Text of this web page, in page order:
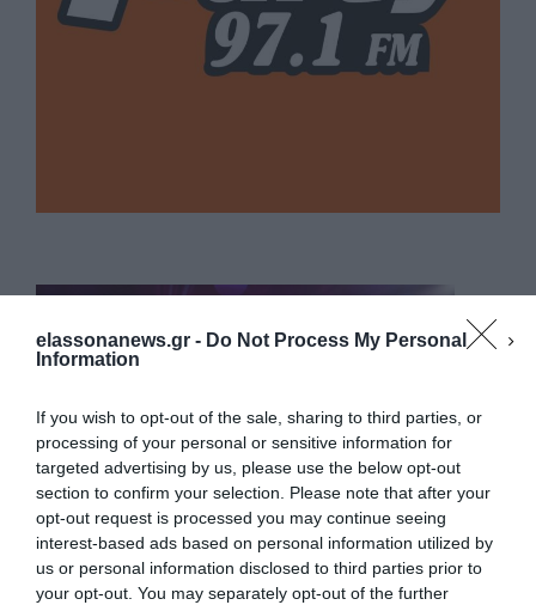
elassonanews.gr - Do Not Process My Personal
Information
If you wish to opt-out of the sale, sharing to third parties, or
processing of your personal or sensitive information for
targeted advertising by us, please use the below opt-out
section to confirm your selection. Please note that after your
opt-out request is processed you may continue seeing
interest-based ads based on personal information utilized by
us or personal information disclosed to third parties prior to
your opt-out. You may separately opt-out of the further
Διαχείριση Συγκατάθεσης